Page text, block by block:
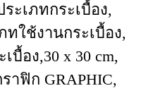
ระเภทกระเบื้อง,
ทใช้งานกระเบื้อง,
บื้อง,30 x 30 cm,
าฟิก GRAPHIC,